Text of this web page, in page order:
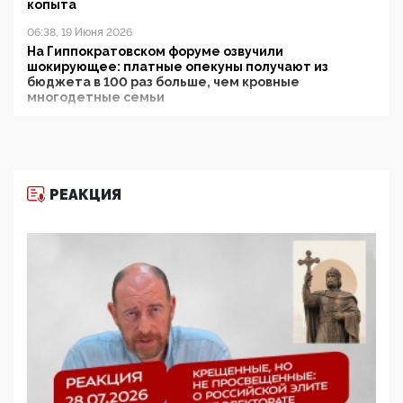
копыта
06:38, 19 Июня 2026
На Гиппократовском форуме озвучили
шокирующее: платные опекуны получают из
бюджета в 100 раз больше, чем кровные
многодетные семьи
11:53, 09 Июня 2026
деятельность ИИТО ЮНЕСКО в России, но
цифроглобалисты продолжают определять
повестку в образовании
09:43, 01 Июня 2026
5G за счет здоровья граждан: Минцифры намерено
отобрать у регионов и муниципалитетов право
защищать жилые дома и социальные объекты от
05:58, 26 Мая 2026
РЕАКЦИЯ